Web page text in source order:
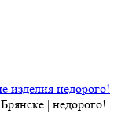
изделия недорого!
| недорого!